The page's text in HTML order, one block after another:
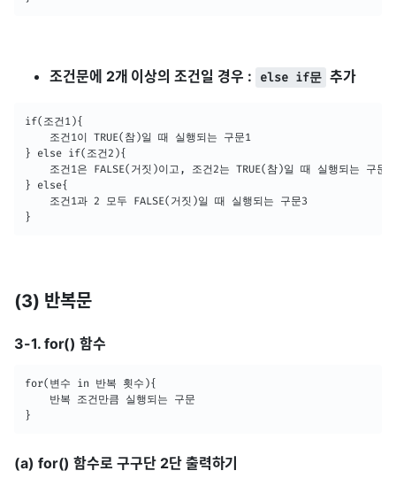
조건문에 2개 이상의 조건일 경우 : else if문 추가
if(조건1){
} else if(조건2){
} else{
(3) 반복문
3-1. for() 함수
for(변수 in 반복 횟수){
}
(a) for() 함수로 구구단 2단 출력하기